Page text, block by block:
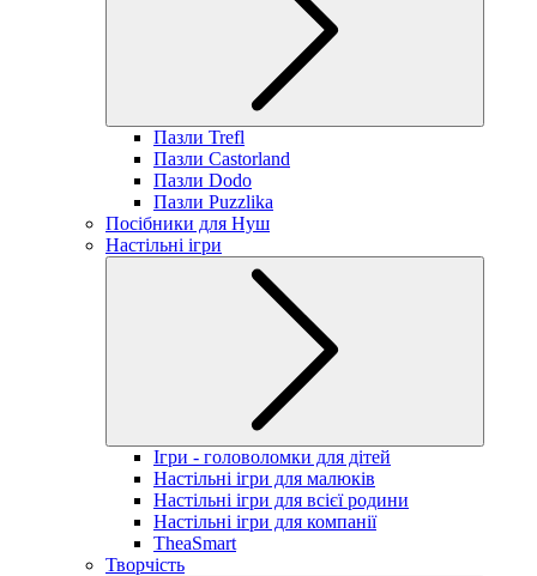
Пазли Trefl
Пазли Castorland
Пазли Dodo
Пазли Puzzlika
Посібники для Нуш
Настільні ігри
Ігри - головоломки для дітей
Настільні ігри для малюків
Настільні ігри для всієї родини
Настільні ігри для компанії
TheaSmart
Творчість